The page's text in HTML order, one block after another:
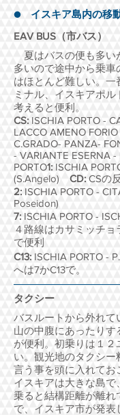
● イスキア島内の移
EAV BUS（市バス）
夏はバスの便も多い
多いので途中から乗車
はほとんど難しい。 一
ミナル、イスキアポル
考えると便利。
CS: ISCHIA PORTO -
LACCO AMENO
C.GRADO- PANZA-
- VARIANTE ESERNA -
PORTO1: ISCHIA
(S.Angelo) CD:CSの
2: ISCHIA PORTO -
Poseidon)
7:ISCHIA PORTO -
４路線はカサミッチ
で便利
C13: ISCHIA PORTO -
へは7かC13で。
タクシー
バスルートから外れて
山の中腹にあったりす
が便利。初乗りは１２
い。観光地のタクシー
言う事を頭に入れてお
イスキアは大きな島で
乗ると結構距離が離れ
で、イスキア市が発表